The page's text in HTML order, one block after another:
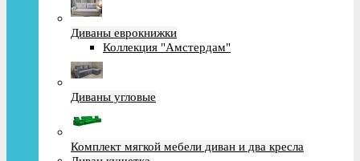
Диваны еврокнижки
Коллекция "Амстердам"
Диваны угловые
Комплект мягкой мебели диван и два кресла